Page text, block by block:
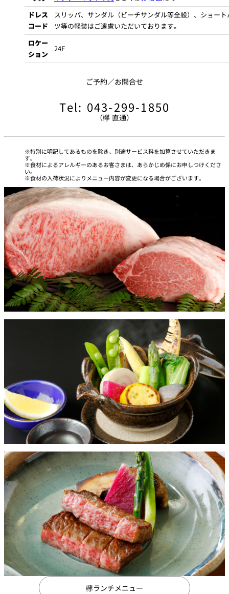
ドレス
コード
スリッパ、サンダル（ビーチサンダル等全般）、ショート
ツ等の軽装はご遠慮いただいております。
ロケー
ション
24F
ご予約／お問合せ
Tel: 043-299-1850
（欅 直通）
特別に明記してあるものを除き、別途サービス料を加算させていただきま
す。
食材によるアレルギーのあるお客さまは、あらかじめ係にお申しつけくださ
い。
食材の入荷状況によりメニュー内容が変更になる場合がございます。
欅ランチメニュー